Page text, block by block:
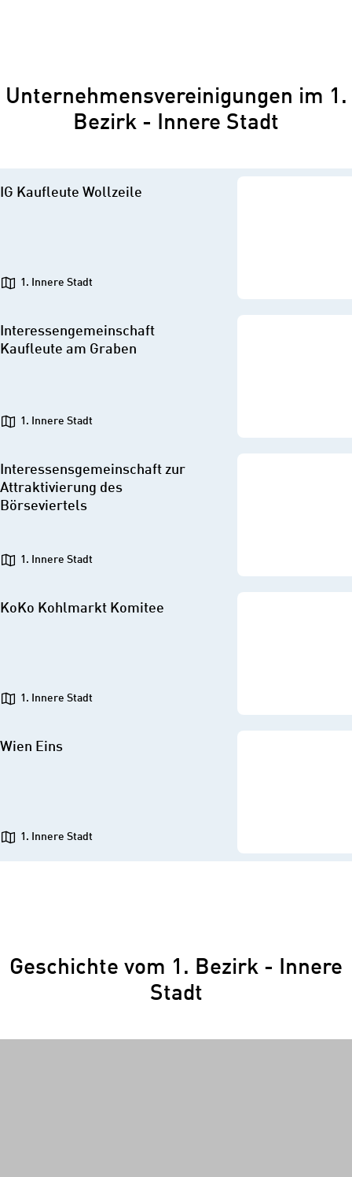
Unternehmensvereinigungen im 1.
Bezirk - Innere Stadt
IG Kaufleute Wollzeile
1. Innere Stadt
Interessengemeinschaft
Kaufleute am Graben
1. Innere Stadt
Interessensgemeinschaft zur
Attraktivierung des
Börseviertels
1. Innere Stadt
KoKo Kohlmarkt Komitee
1. Innere Stadt
Wien Eins
1. Innere Stadt
Geschichte vom 1. Bezirk - Innere
Stadt